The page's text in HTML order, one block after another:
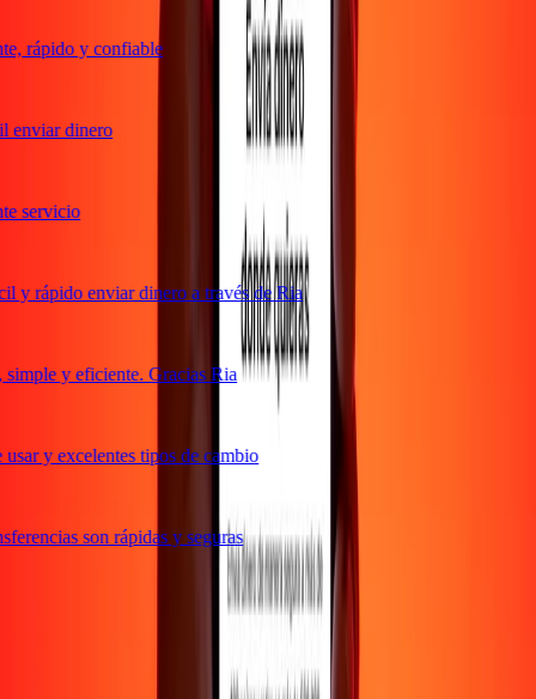
rápido y confiable
dinero
servicio
rápido enviar dinero a través de Ria
y eficiente. Gracias Ria
y excelentes tipos de cambio
son rápidas y seguras